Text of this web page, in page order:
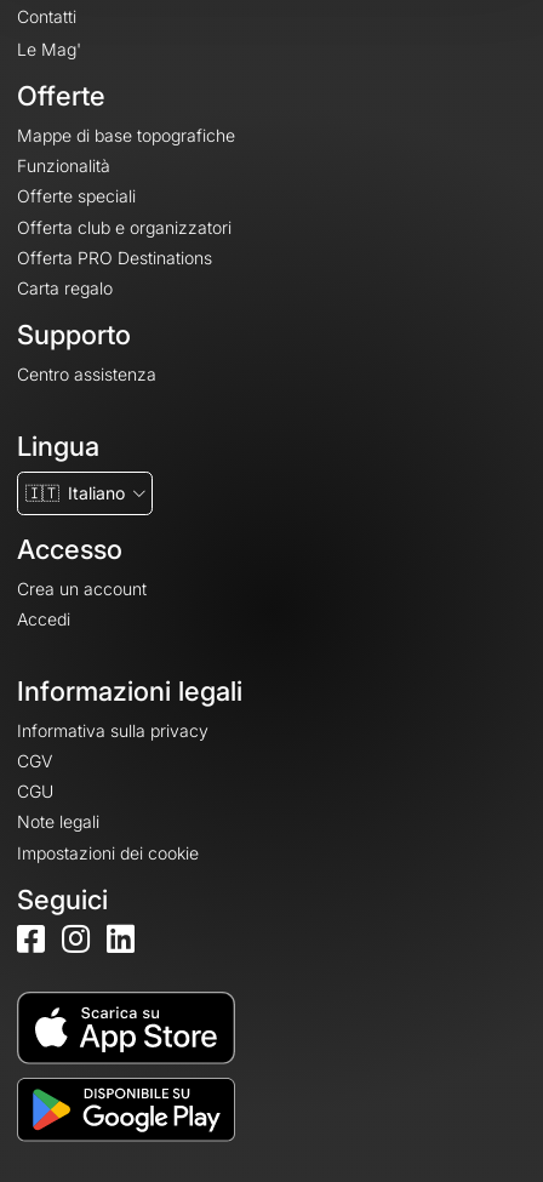
Contatti
Le Mag'
Offerte
Mappe di base topografiche
Funzionalità
Offerte speciali
Offerta club e organizzatori
Offerta PRO Destinations
Carta regalo
Supporto
Centro assistenza
Lingua
🇮🇹 Italiano
Accesso
Crea un account
Accedi
Informazioni legali
Informativa sulla privacy
CGV
CGU
Note legali
Impostazioni dei cookie
Seguici